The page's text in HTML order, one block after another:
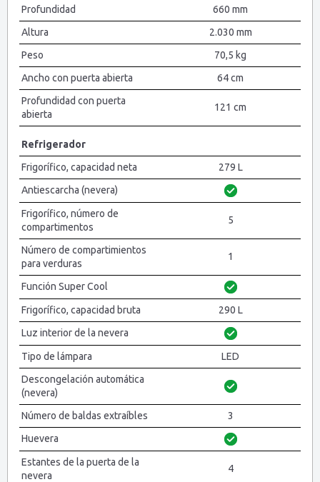
Profundidad
660 mm
Altura
2.030 mm
Peso
70,5 kg
Ancho con puerta abierta
64 cm
Profundidad con puerta
abierta
121 cm
Refrigerador
Frigorífico, capacidad neta
279 L
Antiescarcha (nevera)
Frigorífico, número de
compartimentos
5
Número de compartimientos
para verduras
1
Función Super Cool
Frigorífico, capacidad bruta
290 L
Luz interior de la nevera
Tipo de lámpara
LED
Descongelación automática
(nevera)
Número de baldas extraíbles
3
Huevera
Estantes de la puerta de la
nevera
4